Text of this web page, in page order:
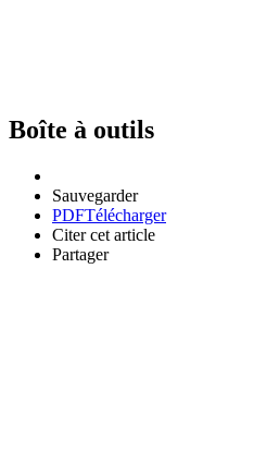
Boîte à outils
Sauvegarder
PDFTélécharger
Citer cet article
Partager